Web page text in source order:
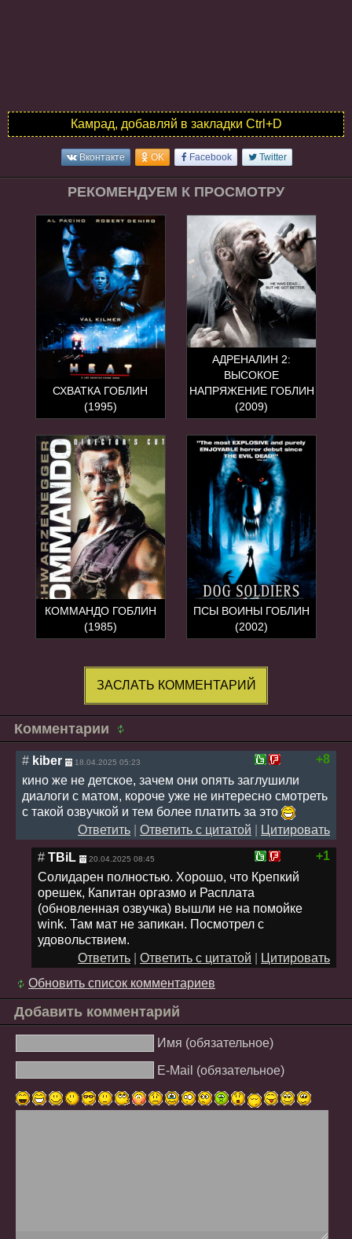
Камрад, добавляй в закладки Ctrl+D
Вконтакте OK Facebook Twitter
РЕКОМЕНДУЕМ К ПРОСМОТРУ
СХВАТКА ГОБЛИН
(1995)
АДРЕНАЛИН 2:
ВЫСОКОЕ
НАПРЯЖЕНИЕ ГОБЛИН
(2009)
КОММАНДО ГОБЛИН
(1985)
ПСЫ ВОИНЫ ГОБЛИН
(2002)
ЗАСЛАТЬ КОММЕНТАРИЙ
Комментарии
+8
# kiber 18.04.2025 05:23
кино же не детское, зачем они опять заглушили
диалоги с матом, короче уже не интересно смотреть
с такой озвучкой и тем более платить за это
Ответить
Ответить с цитатой
Цитировать
+1
# TBiL 20.04.2025 08:45
Солидарен полностью. Хорошо, что Крепкий
орешек, Капитан оргазмо и Расплата
(обновленная озвучка) вышли не на помойке
wink. Там мат не запикан. Посмотрел с
удовольствием.
Ответить
Ответить с цитатой
Цитировать
Обновить список комментариев
Добавить комментарий
Имя (обязательное)
E-Mail (обязательное)